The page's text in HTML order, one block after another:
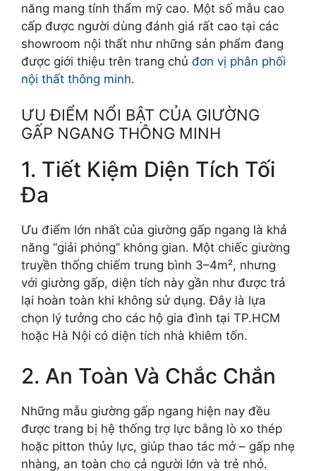
năng mang tính thẩm mỹ cao. Một số mẫu cao
cấp được người dùng đánh giá rất cao tại các
showroom nội thất như những sản phẩm đang
được giới thiệu trên trang chủ đơn vị phân phối
nội thất thông minh.
ƯU ĐIỂM NỔI BẬT CỦA GIƯỜNG
GẤP NGANG THÔNG MINH
1. Tiết Kiệm Diện Tích Tối
Đa
Ưu điểm lớn nhất của giường gấp ngang là khả
năng “giải phóng” không gian. Một chiếc giường
truyền thống chiếm trung bình 3–4m², nhưng
với giường gấp, diện tích này gần như được trả
lại hoàn toàn khi không sử dụng. Đây là lựa
chọn lý tưởng cho các hộ gia đình tại TP.HCM
hoặc Hà Nội có diện tích nhà khiêm tốn.
2. An Toàn Và Chắc Chắn
Những mẫu giường gấp ngang hiện nay đều
được trang bị hệ thống trợ lực bằng lò xo thép
hoặc pitton thủy lực, giúp thao tác mở – gấp nhẹ
nhàng, an toàn cho cả người lớn và trẻ nhỏ.